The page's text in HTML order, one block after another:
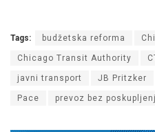
Tags: budžetska reforma
Chicago Transit Authority
javni transport JB Pritzker
Pace prevoz bez